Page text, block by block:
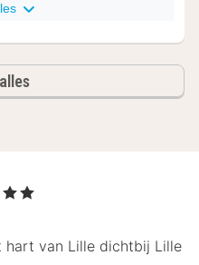
van Lille dichtbij Lille